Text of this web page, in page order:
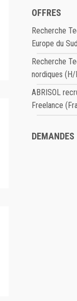
OFFRES
Recherche
Europe du
Recherche
nordiques (H/
ABRISOL
Freelance
DEMANDES